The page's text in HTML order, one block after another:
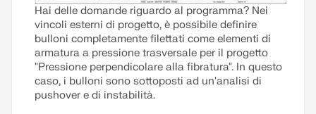
Hai delle domande riguardo al programma? Nei
vincoli esterni di progetto, è possibile definire
bulloni completamente filettati come elementi di
armatura a pressione trasversale per il progetto
"Pressione perpendicolare alla fibratura". In questo
caso, i bulloni sono sottoposti ad un'analisi di
pushover e di instabilità.